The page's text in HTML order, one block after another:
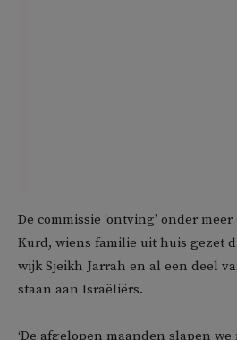
De commissie ‘ontving’ onder
Kurd, wiens familie uit huis gezet
wijk Sjeikh Jarrah en al een deel
staan aan Israëliërs.
‘De afgelopen maanden slapen